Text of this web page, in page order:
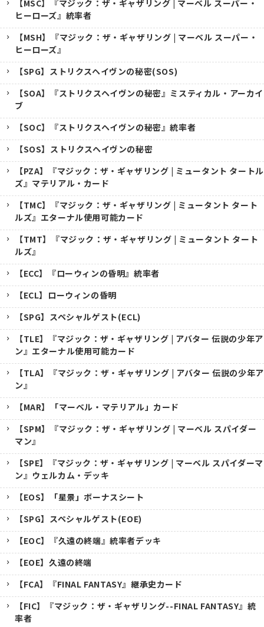
【MSC】『マジック：ザ・ギャザリング | マーベル スーパー・
ヒーローズ』統率者
【MSH】『マジック：ザ・ギャザリング | マーベル スーパー・
ヒーローズ』
【SPG】ストリクスヘイヴンの秘密(SOS)
【SOA】『ストリクスヘイヴンの秘密』ミスティカル・アーカイ
ブ
【SOC】『ストリクスヘイヴンの秘密』統率者
【SOS】ストリクスヘイヴンの秘密
【PZA】『マジック：ザ・ギャザリング | ミュータント タートル
ズ』マテリアル・カード
【TMC】『マジック：ザ・ギャザリング | ミュータント タート
ルズ』エターナル使用可能カード
【TMT】『マジック：ザ・ギャザリング | ミュータント タート
ルズ』
【ECC】『ローウィンの昏明』統率者
【ECL】ローウィンの昏明
【SPG】スペシャルゲスト(ECL)
【TLE】『マジック：ザ・ギャザリング | アバター 伝説の少年ア
ン』エターナル使用可能カード
【TLA】『マジック：ザ・ギャザリング | アバター 伝説の少年ア
ン』
【MAR】「マーベル・マテリアル」カード
【SPM】『マジック：ザ・ギャザリング | マーベル スパイダー
マン』
【SPE】『マジック：ザ・ギャザリング | マーベル スパイダーマ
ン』ウェルカム・デッキ
【EOS】「星景」ボーナスシート
【SPG】スペシャルゲスト(EOE)
【EOC】『久遠の終端』統率者デッキ
【EOE】久遠の終端
【FCA】『FINAL FANTASY』継承史カード
【FIC】『マジック：ザ・ギャザリング--FINAL FANTASY』統
率者